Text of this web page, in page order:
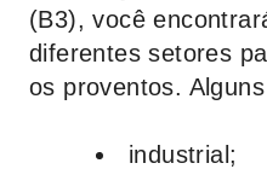
(B3), você
diferentes setores
os proventos.
industrial;